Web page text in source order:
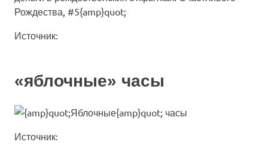
Источник:
«яблочные» часы
Источник: